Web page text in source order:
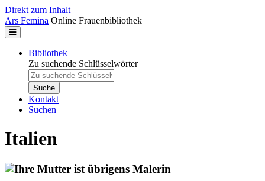
Direkt zum Inhalt
Ars Femina Online Frauenbibliothek
Bibliothek
Zu suchende Schlüsselwörter
Kontakt
Suchen
Italien